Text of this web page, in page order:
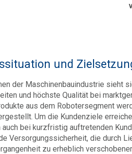
und
der Maschinenbauindustrie sieht
und höchste Qualität bei
aus dem Robotersegment
Um die Kundenziele
auch bei kurzfristig auftretenden
Versorgungssicherheit, die durch
zu erheblich